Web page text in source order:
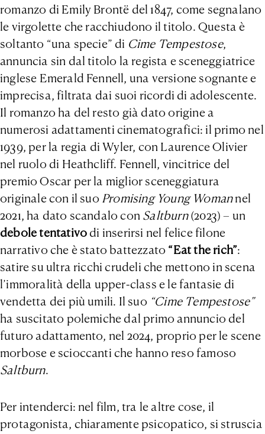
romanzo di Emily Brontë del 1847, come segnalano
le virgolette che racchiudono il titolo. Questa è
soltanto “una specie” di Cime Tempestose,
annuncia sin dal titolo la regista e sceneggiatrice
inglese Emerald Fennell, una versione sognante e
imprecisa, filtrata dai suoi ricordi di adolescente.
Il romanzo ha del resto già dato origine a
numerosi adattamenti cinematografici: il primo nel
1939, per la regia di Wyler, con Laurence Olivier
nel ruolo di Heathcliff. Fennell, vincitrice del
premio Oscar per la miglior sceneggiatura
originale con il suo Promising Young Womannel
2021, ha dato scandalo con Saltburn(2023) – un
debole tentativodi inserirsi nel felice filone
narrativo che è stato battezzato “Eat the rich”:
satire su ultra ricchi crudeli che mettono in scena
l’immoralità della upper-class e le fantasie di
vendetta dei più umili. Il suo “Cime Tempestose”
ha suscitato polemiche dal primo annuncio del
futuro adattamento, nel 2024, proprio per le scene
morbose e scioccanti che hanno reso famoso
Saltburn.
Per intenderci: nel film, tra le altre cose, il
protagonista, chiaramente psicopatico, si struscia